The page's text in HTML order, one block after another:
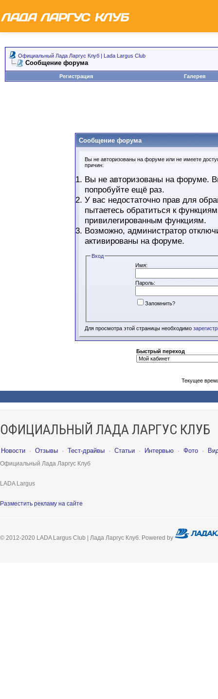
Официальный Лада Ларгус Клуб | Lada Largus Club
Сообщение форума
Регистрация Галерея
Сообщение форума
Вы не авторизованы на форуме или не имеете
причин:
Вы не авторизованы на форуме.
попробуйте ещё раз.
У вас недостаточно прав для
пытаетесь обратиться к
привилегированным функциям.
Возможно, администратор
активированы на форуме.
Вход
Имя:
Пароль:
Запомнить?
Для просмотра этой страницы необходимо
Быстрый переход
Текущее
ОФИЦИАЛЬНЫЙ ЛАДА ЛАРГУС КЛУБ
Новости · Отзывы · Тест-драйвы · Статьи · Интервью · Фото ·
Официальный Лада Ларгус Клуб
LADA Largus
Разместить рекламу на сайте
© 2012-2020 LADA Largus Club | Лада Ларгус Клуб. Powered by